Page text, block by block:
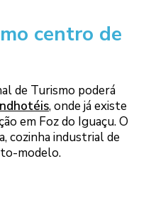
centro de
de Turismo poderá
, onde já existe
em Foz do Iguaçu. O
cozinha industrial de
modelo.